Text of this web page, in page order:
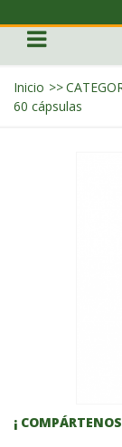
Inicio >>
60 cápsulas
¡